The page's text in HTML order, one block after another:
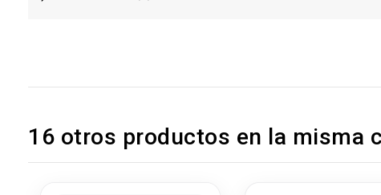
16 otros productos en la misma